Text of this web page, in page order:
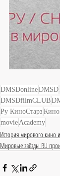
DMSDonlineDMSD
DMSDfilmCLUB
Ру КиноСтарз
movieAcademy
История мирового кино
Мировые звёзды RU